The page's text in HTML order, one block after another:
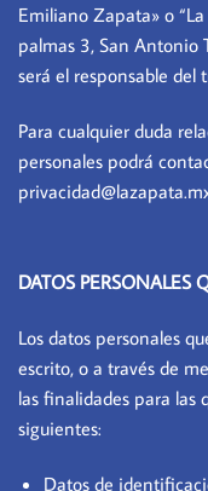
Emiliano Zapata» o
palmas 3, San Antonio
será el responsable del
Para cualquier duda
personales podrá
DATOS PERSONALES
Los datos personales
escrito, o a través de
las finalidades para las
siguientes:
Datos de